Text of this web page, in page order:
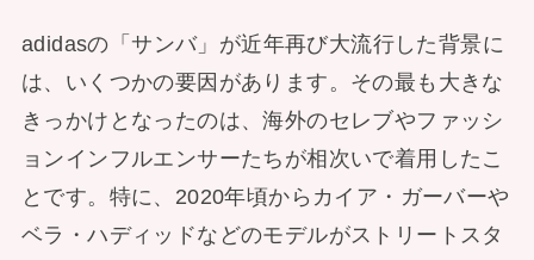
adidasの「サンバ」が近年再び大流行した背景に
は、いくつかの要因があります。その最も大きな
きっかけとなったのは、海外のセレブやファッシ
ョンインフルエンサーたちが相次いで着用したこ
とです。特に、2020年頃からカイア・ガーバーや
ベラ・ハディッドなどのモデルがストリートスタ